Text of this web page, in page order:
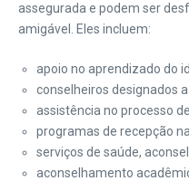
assegurada e podem ser
amigável. Eles incluem:
apoio no aprendizado do
conselheiros designados
assistência no processo
programas de recepção
serviços de saúde,
aconselhamento